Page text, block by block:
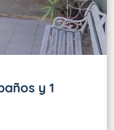
y 1